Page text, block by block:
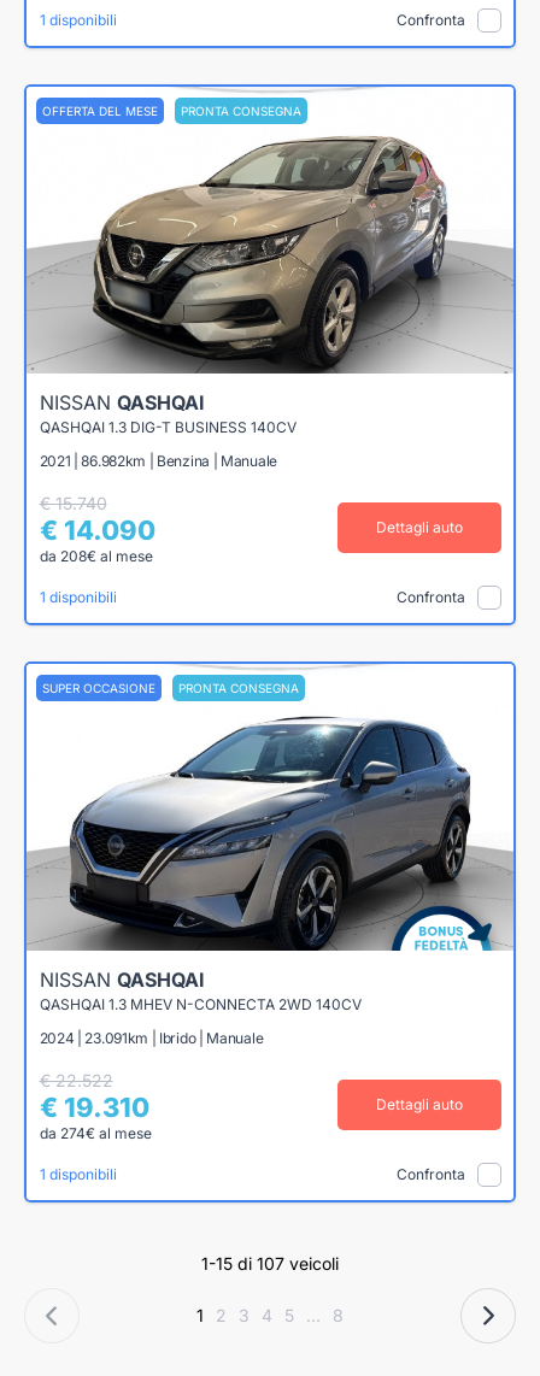
1 disponibili Confronta
OFFERTA DEL MESE PRONTA CONSEGNA
NISSAN QASHQAI
QASHQAI 1.3 DIG-T BUSINESS 140CV
2021 | 86.982km | Benzina | Manuale
€ 15.740
€ 14.090
da 208€ al mese
Dettagli auto
1 disponibili Confronta
SUPER OCCASIONE PRONTA CONSEGNA
NISSAN QASHQAI
QASHQAI 1.3 MHEV N-CONNECTA 2WD 140CV
2024 | 23.091km | Ibrido | Manuale
€ 22.522
€ 19.310
da 274€ al mese
Dettagli auto
1 disponibili Confronta
1-15 di 107 veicoli
1 2 3 4 5 ... 8